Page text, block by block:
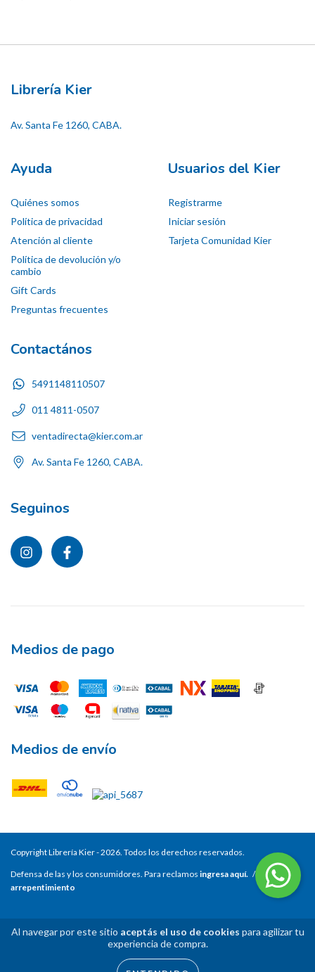
Al navegar por este sitio aceptás el uso de cookies para agilizar tu
experiencia de compra.
Librería Kier
Av. Santa Fe 1260, CABA.
Ayuda
Quiénes somos
Política de privacidad
Atención al cliente
Política de devolución y/o
cambio
Gift Cards
Preguntas frecuentes
Usuarios del Kier
Registrarme
Iniciar sesión
Tarjeta Comunidad Kier
Contactános
5491148110507
011 4811-0507
ventadirecta@kier.com.ar
Av. Santa Fe 1260, CABA.
Seguinos
Medios de pago
Medios de envío
Copyright Librería Kier - 2026. Todos los derechos reservados.
Defensa de las y los consumidores. Para reclamos ingresa aquí. /
Botón de
arrepentimiento